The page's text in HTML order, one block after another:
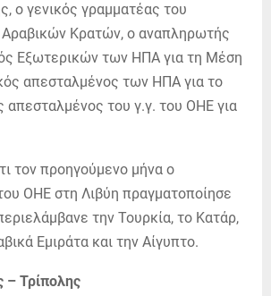
ο γενικός γραμματέας του
Κρατών, ο αναπληρωτής
Εξωτερικών των ΗΠΑ για τη Μέση
απεσταλμένος των ΗΠΑ για το
απεσταλμένος του γ.γ. του ΟΗΕ για
τον προηγούμενο μήνα ο
ΟΗΕ στη Λιβύη πραγματοποίησε
την Τουρκία, το Κατάρ,
Εμιράτα και την Αίγυπτο.
– Τρίπολης